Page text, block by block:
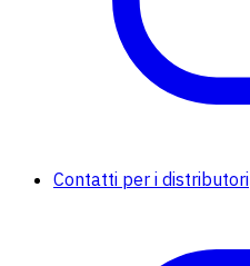
Contatti per i distributori